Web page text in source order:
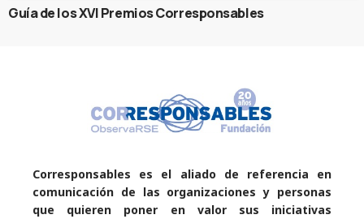
Guía de los XVI Premios Corresponsables
Corresponsables es el aliado de referencia en
comunicación de las organizaciones y personas
que quieren poner en valor sus iniciativas